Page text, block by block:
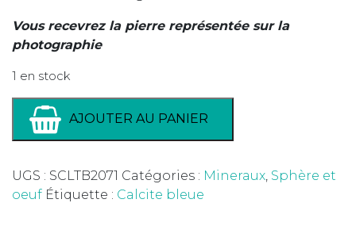
Vous recevrez la pierre représentée sur la
photographie
1 en stock
AJOUTER AU PANIER
UGS : SCLTB2071 Catégories : Mineraux, Sphère et
oeuf Étiquette : Calcite bleue